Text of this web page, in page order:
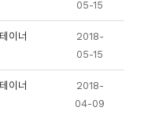
05-15
이너
2018-
05-15
이너
2018-
04-09